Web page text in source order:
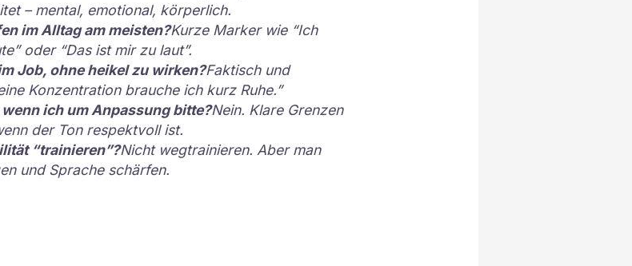
– mental, emotional, körperlich.
im Alltag am meisten?Kurze Marker wie “Ich
oder “Das ist mir zu laut”.
Job, ohne heikel zu wirken?Faktisch und
Konzentration brauche ich kurz Ruhe.”
ich um Anpassung bitte?Nein. Klare Grenzen
der Ton respektvoll ist.
“trainieren”?Nicht wegtrainieren. Aber man
und Sprache schärfen.